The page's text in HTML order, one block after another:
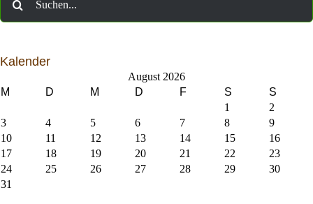
nach:
Kalender
August 2026
M
D M D F S
S
1
2
3
4 5 6 7 8
9
10
11 12 13 14 15
16
17
18 19 20 21 22
23
24
25 26 27 28 29
30
31